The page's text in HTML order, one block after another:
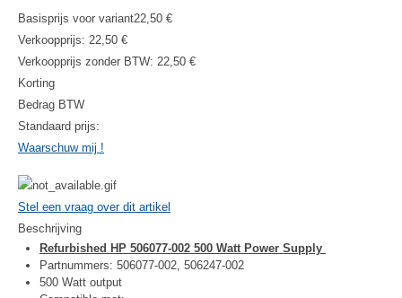
Basisprijs voor variant22,50 €
Verkoopprijs: 22,50 €
Verkoopprijs zonder BTW: 22,50 €
Korting
Bedrag BTW
Standaard prijs:
Waarschuw mij !
Stel een vraag over dit artikel
Beschrijving
Refurbished HP 506077-002 500 Watt Power Supply
Partnummers: 506077-002, 506247-002
500 Watt output